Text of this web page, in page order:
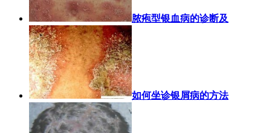
脓疱型银血病的诊断及
如何坐诊银屑病的方法